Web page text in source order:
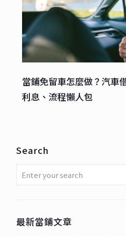
當鋪免留車怎麼做？汽車
利息、流程懶人包
Search
最新當鋪文章